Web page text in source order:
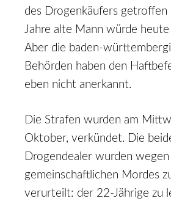
des Drogenkäufers getroffen
Jahre alte Mann würde
Aber die baden-
Behörden haben den
eben nicht anerkannt.
Die Strafen wurden am
Oktober, verkündet. Die
Drogendealer wurden wegen
gemeinschaftlichen Mordes
verurteilt: der 22-Jährige zu